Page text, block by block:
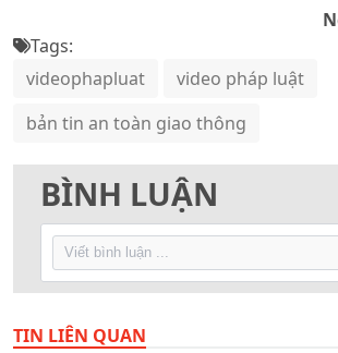
Tags:
videophapluat
video pháp luật
bản tin an toàn giao thông
BÌNH LUẬN
TIN LIÊN QUAN